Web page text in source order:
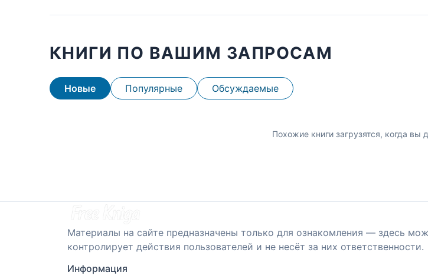
КНИГИ ПО ВАШИМ ЗАПРОСАМ
Новые Популярные Обсуждаемые
Похожие книги загрузятся, когда вы
Материалы на сайте предназначены только для ознакомления — здесь
контролирует действия пользователей и не несёт за них ответственности.
Информация